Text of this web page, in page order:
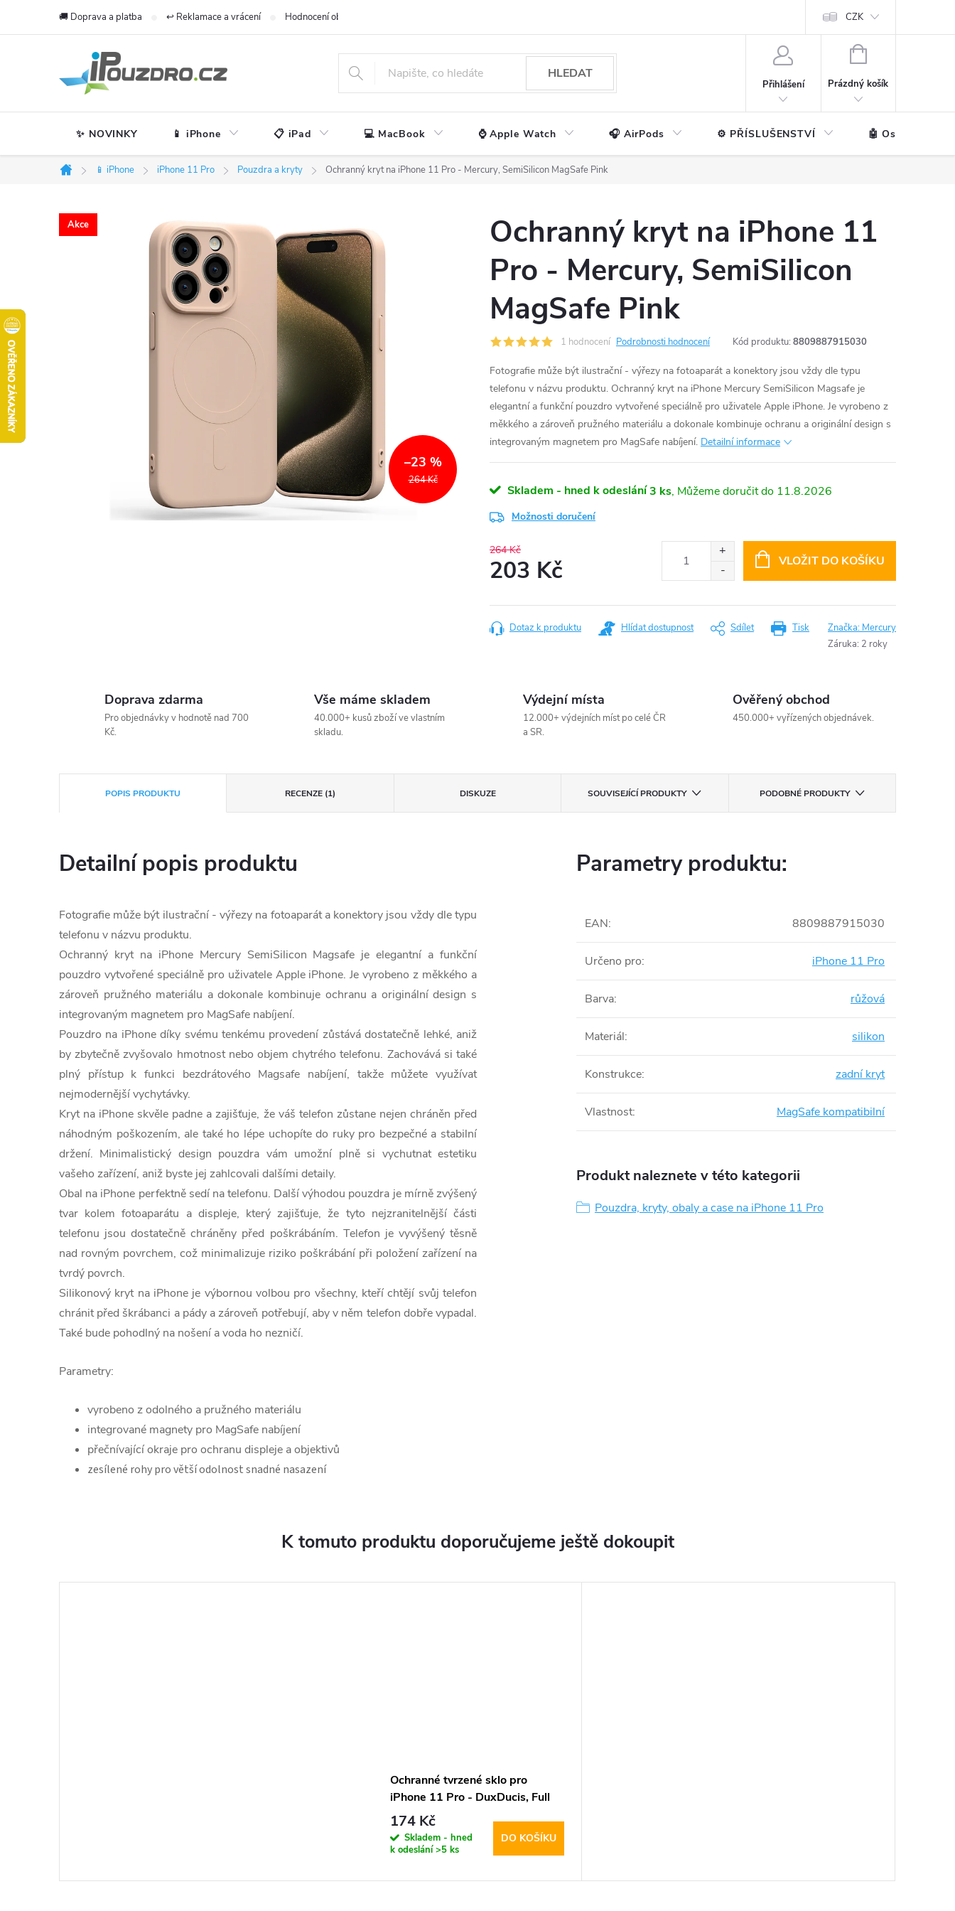
🚚 Doprava a platba ↩️ Reklamace a vrácení Hodnocení obchodu CZK
HLEDAT
Přihlášení
NÁKUPNÍ
Prázdný košík
✨ NOVINKY 📱 iPhone 📋 iPad 💻 MacBook ⌚ Apple Watch 🎧 AirPods ⚙️ PŘÍSLUŠENSTVÍ 🤖 Ostatní
Domů
📱 iPhone iPhone 11 Pro Pouzdra a kryty Ochranný kryt na iPhone 11 Pro - Mercury, SemiSilicon MagSafe Pink
Akce
264 Kč
–23 %
Ochranný kryt na iPhone 11
Pro - Mercury, SemiSilicon
MagSafe Pink
1 hodnocení Podrobnosti hodnocení Kód produktu: 8809887915030
Fotografie může být ilustrační - výřezy na fotoaparát a konektory jsou vždy dle typu
telefonu v názvu produktu. Ochranný kryt na iPhone Mercury SemiSilicon Magsafe je
elegantní a funkční pouzdro vytvořené speciálně pro uživatele Apple iPhone. Je vyrobeno z
měkkého a zároveň pružného materiálu a dokonale kombinuje ochranu a originální design s
integrovaným magnetem pro MagSafe nabíjení. Detailní informace
Skladem - hned k odeslání3 ks 11.8.2026
Možnosti doručení
264 Kč
203 Kč
cena:
VLOŽIT DO KOŠÍKU
Tisk
Dotaz k produktu Hlídat dostupnost Sdílet Značka: Mercury
Záruka: 2 roky
Doprava zdarma
Pro objednávky v hodnotě nad 700
Kč.
Vše máme skladem
40.000+ kusů zboží ve vlastním
skladu.
Výdejní místa
12.000+ výdejních míst po celé ČR
a SR.
Ověřený obchod
450.000+ vyřízených objednávek.
POPIS PRODUKTU RECENZE (1) DISKUZE SOUVISEJÍCÍ PRODUKTY PODOBNÉ PRODUKTY
Detailní popis produktu
Fotografie může být ilustrační - výřezy na fotoaparát a konektory jsou vždy dle typu
telefonu v názvu produktu.
Ochranný kryt na iPhone Mercury SemiSilicon Magsafe je elegantní a funkční
pouzdro vytvořené speciálně pro uživatele Apple iPhone. Je vyrobeno z měkkého a
zároveň pružného materiálu a dokonale kombinuje ochranu a originální design s
integrovaným magnetem pro MagSafe nabíjení.
Pouzdro na iPhone díky svému tenkému provedení zůstává dostatečně lehké, aniž
by zbytečně zvyšovalo hmotnost nebo objem chytrého telefonu. Zachovává si také
plný přístup k funkci bezdrátového Magsafe nabíjení, takže můžete využívat
nejmodernější vychytávky.
Kryt na iPhone skvěle padne a zajišťuje, že váš telefon zůstane nejen chráněn před
náhodným poškozením, ale také ho lépe uchopíte do ruky pro bezpečné a stabilní
držení. Minimalistický design pouzdra vám umožní plně si vychutnat estetiku
vašeho zařízení, aniž byste jej zahlcovali dalšími detaily.
Obal na iPhone perfektně sedí na telefonu. Další výhodou pouzdra je mírně zvýšený
tvar kolem fotoaparátu a displeje, který zajišťuje, že tyto nejzranitelnější části
telefonu jsou dostatečně chráněny před poškrábáním. Telefon je vyvýšený těsně
nad rovným povrchem, což minimalizuje riziko poškrábání při položení zařízení na
tvrdý povrch.
Silikonový kryt na iPhone je výbornou volbou pro všechny, kteří chtějí svůj telefon
chránit před škrábanci a pády a zároveň potřebují, aby v něm telefon dobře vypadal.
Také bude pohodlný na nošení a voda ho nezničí.
Parametry:
vyrobeno z odolného a pružného materiálu
integrované magnety pro MagSafe nabíjení
přečnívající okraje pro ochranu displeje a objektivů
zesílené rohy pro větší odolnost snadné nasazení
Parametry produktu:
EAN: 8809887915030
Určeno pro: iPhone 11 Pro
Barva: růžová
Materiál: silikon
Konstrukce: zadní kryt
Vlastnost: MagSafe kompatibilní
Produkt naleznete v této kategorii
Pouzdra, kryty, obaly a case na iPhone 11 Pro
K tomuto produktu doporučujeme ještě dokoupit
Ochranné tvrzené sklo pro
iPhone 11 Pro - DuxDucis, Full
Glass Black
174 Kč
Skladem - hned
k odeslání>5 ks
DO KOŠÍKU